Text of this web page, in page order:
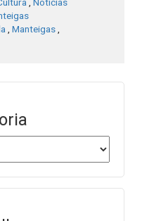
, Notícias
, Manteigas,